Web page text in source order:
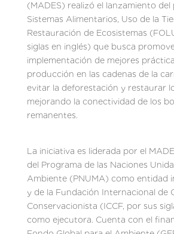
(MADES) realizó el lanzamiento
Sistemas Alimentarios, Uso de la
Restauración de Ecosistemas
siglas en inglés) que busca
implementación de mejores
producción en las cadenas de la
evitar la deforestación y restaurar
mejorando la conectividad de los
remanentes.
La iniciativa es liderada por el
del Programa de las Naciones
Ambiente (PNUMA) como entidad
y de la Fundación Internacional de
Conservacionista (ICCF, por sus
como ejecutora. Cuenta con el